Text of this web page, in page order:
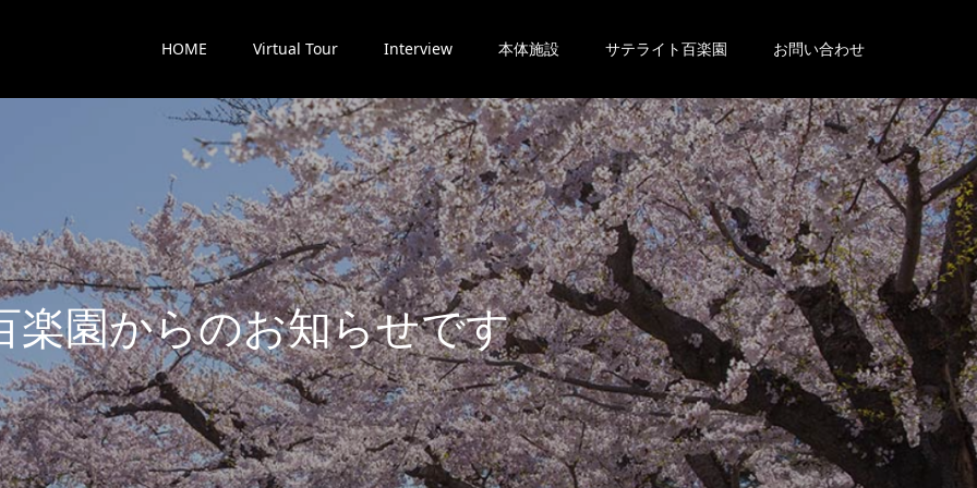
HOME Virtual Tour Interview 本体施設 サテライト百楽園 お問い合わせ
楽園からのお知らせです。